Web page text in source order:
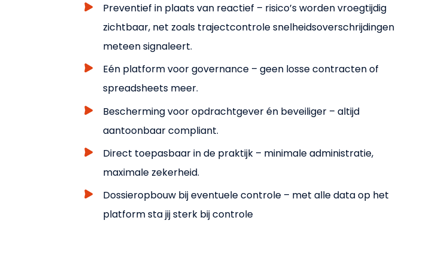
Preventief in plaats van reactief – risico’s worden vroegtijdig
zichtbaar, net zoals trajectcontrole snelheidsoverschrijdingen
meteen signaleert.
Eén platform voor governance – geen losse contracten of
spreadsheets meer.
Bescherming voor opdrachtgever én beveiliger – altijd
aantoonbaar compliant.
Direct toepasbaar in de praktijk – minimale administratie,
maximale zekerheid.
Dossieropbouw bij eventuele controle – met alle data op het
platform sta jij sterk bij controle